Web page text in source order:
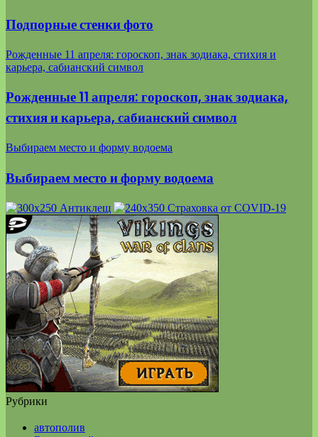
Подпорные стенки фото
Рожденные 11 апреля: гороскоп, знак зодиака, стихия и
карьера, сабианский символ
Рожденные 11 апреля: гороскоп, знак зодиака,
стихия и карьера, сабианский символ
Выбираем место и форму водоема
Выбираем место и форму водоема
Рубрики
автополив